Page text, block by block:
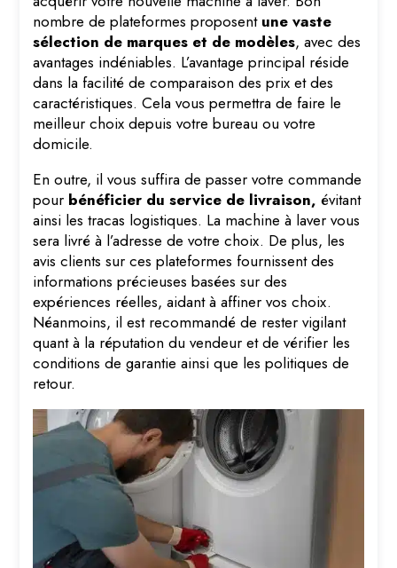
nombre de plateformes proposent une vaste
sélection de marques et de modèles, avec des
avantages indéniables. L’avantage principal réside
dans la facilité de comparaison des prix et des
caractéristiques. Cela vous permettra de faire le
meilleur choix depuis votre bureau ou votre
domicile.
En outre, il vous suffira de passer votre commande
pour bénéficier du service de livraison,évitant
ainsi les tracas logistiques. La machine à laver vous
sera livré à l’adresse de votre choix. De plus, les
avis clients sur ces plateformes fournissent des
informations précieuses basées sur des
expériences réelles, aidant à affiner vos choix.
Néanmoins, il est recommandé de rester vigilant
quant à la réputation du vendeur et de vérifier les
conditions de garantie ainsi que les politiques de
retour.